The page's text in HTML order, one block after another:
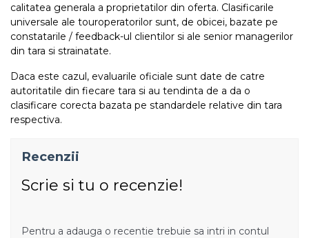
calitatea generala a proprietatilor din oferta. Clasificarile
universale ale touroperatorilor sunt, de obicei, bazate pe
constatarile / feedback-ul clientilor si ale senior managerilor
din tara si strainatate.
Daca este cazul, evaluarile oficiale sunt date de catre
autoritatile din fiecare tara si au tendinta de a da o
clasificare corecta bazata pe standardele relative din tara
respectiva.
Recenzii
Scrie si tu o recenzie!
Pentru a adauga o recentie trebuie sa intri in contul